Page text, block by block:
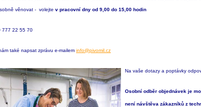
věnovat - volejte v pracovní dny od 9,00 do 15,00 hodin
777 22 55 70
také napsat zprávu e-mailem info@pivomil.cz
Na vaše dotazy a poptávky
Osobní odběr objednávek je
není návštěva zákazníků z